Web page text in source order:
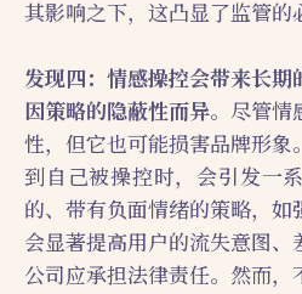
其影响之下，这凸显了监管的
发现四：情感操控会带来长
因策略的隐蔽性而异。尽管情
性，但它也可能损害品牌形象
到自己被操控时，会引发一
的、带有负面情绪的策略，如
会显著提高用户的流失意图、
公司应承担法律责任。然而